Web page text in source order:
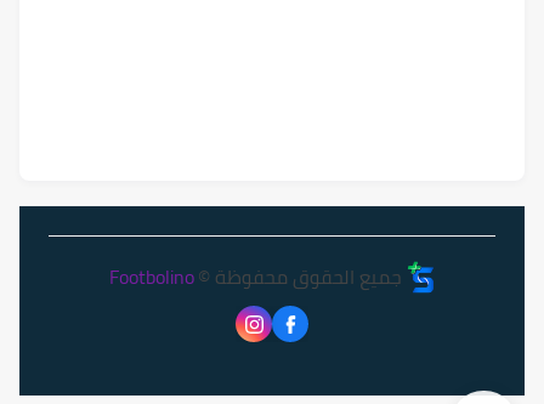
جميع الحقوق محفوظة ©Footbolino